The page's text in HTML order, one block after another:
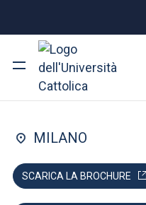
Ricerca
FACOLTÀ DI: ECONOMIA
Economia
MILANO
SCARICA LA BROCHURE